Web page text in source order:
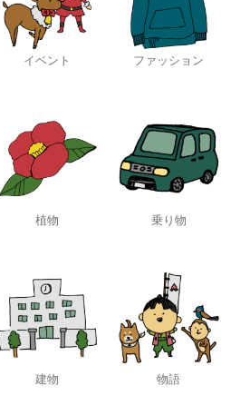
イベント ファッション
植物 乗り物
建物 物語